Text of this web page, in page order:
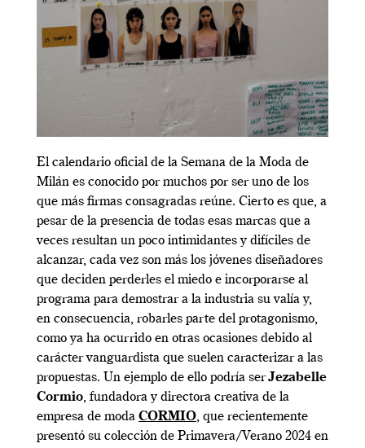
El calendario oficial de la Semana de la Moda de
Milán es conocido por muchos por ser uno de los
que más firmas consagradas reúne. Cierto es que, a
pesar de la presencia de todas esas marcas que a
veces resultan un poco intimidantes y difíciles de
alcanzar, cada vez son más los jóvenes diseñadores
que deciden perderles el miedo e incorporarse al
programa para demostrar a la industria su valía y,
en consecuencia, robarles parte del protagonismo,
como ya ha ocurrido en otras ocasiones debido al
carácter vanguardista que suelen caracterizar a las
propuestas. Un ejemplo de ello podría serJezabelle
Cormio, fundadora y directora creativa de la
empresa de moda CORMIO, que recientemente
presentó su colección de Primavera/Verano 2024 en